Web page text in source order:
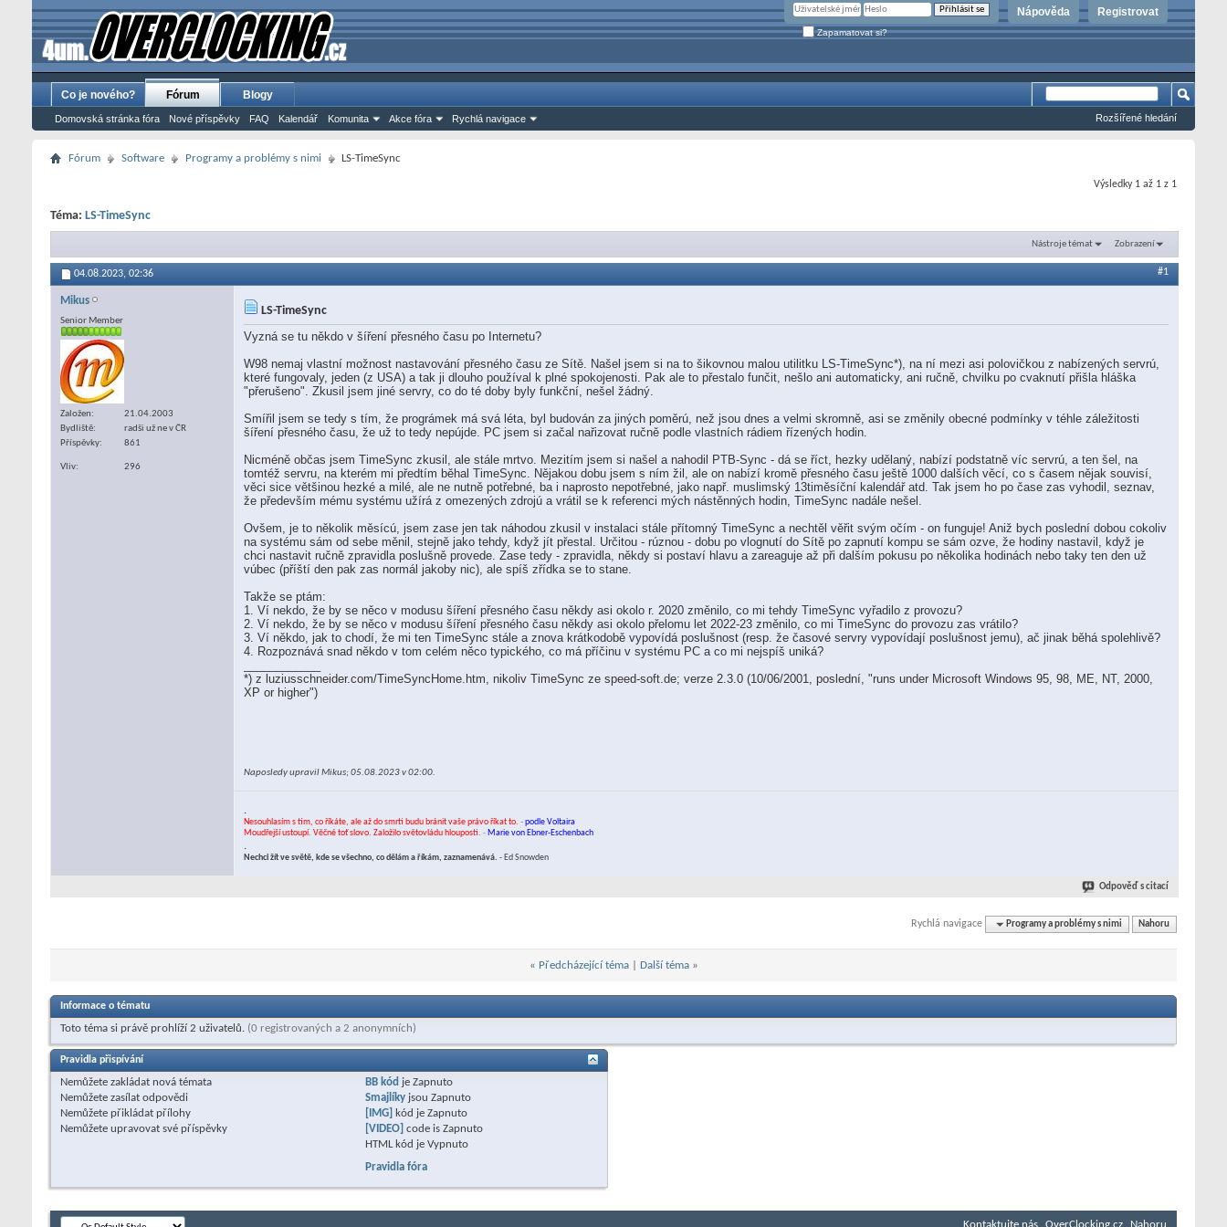
Registrovat
Nápověda
Zapamatovat si?
Co je nového? Fórum
Domovská stránka fóra Nové příspěvky FAQ Kalendář Komunita Akce fóra Rychlá navigace
Blogy
Rozšířené hledání
Fórum Software Programy a problémy s nimi LS-TimeSync
Výsledky 1 až 1 z 1
Téma: LS-TimeSync
Nástroje témat Zobrazení
04.08.2023, 02:36 #1
Mikus
Senior Member
Založen
21.04.2003
Bydliště
radši už ne v ČR
Příspěvky
861
Vliv 296
LS-TimeSync
Vyzná se tu někdo v šíření přesného času po Internetu?
W98 nemaj vlastní možnost nastavování přesného času ze Sítě. Našel jsem si na to šikovnou malou utilitku LS-TimeSync*), na ní mezi asi polovičkou z nabízených servrú,
které fungovaly, jeden (z USA) a tak ji dlouho používal k plné spokojenosti. Pak ale to přestalo funčit, nešlo ani automaticky, ani ručně, chvilku po cvaknutí přišla hláška
"přerušeno". Zkusil jsem jiné servry, co do té doby byly funkční, nešel žádný.
Smířil jsem se tedy s tím, že prográmek má svá léta, byl budován za jiných poměrú, než jsou dnes a velmi skromně, asi se změnily obecné podmínky v téhle záležitosti
šíření přesného času, že už to tedy nepújde. PC jsem si začal nařizovat ručně podle vlastních rádiem řízených hodin.
Nicméně občas jsem TimeSync zkusil, ale stále mrtvo. Mezitím jsem si našel a nahodil PTB-Sync - dá se říct, hezky udělaný, nabízí podstatně víc servrú, a ten šel, na
tomtéž servru, na kterém mi předtím běhal TimeSync. Nějakou dobu jsem s ním žil, ale on nabízí kromě přesného času ještě 1000 dalších věcí, co s časem nějak souvisí,
věci sice většinou hezké a milé, ale ne nutně potřebné, ba i naprosto nepotřebné, jako např. muslimský 13timěsíční kalendář atd. Tak jsem ho po čase zas vyhodil, seznav,
že především mému systému užírá z omezených zdrojú a vrátil se k referenci mých nástěnných hodin, TimeSync nadále nešel.
Ovšem, je to několik měsícú, jsem zase jen tak náhodou zkusil v instalaci stále přítomný TimeSync a nechtěl věřit svým očím - on funguje! Aniž bych poslední dobou cokoliv
na systému sám od sebe měnil, stejně jako tehdy, když jít přestal. Určitou - rúznou - dobu po vlognutí do Sítě po zapnutí kompu se sám ozve, že hodiny nastavil, když je
chci nastavit ručně zpravidla poslušně provede. Zase tedy - zpravidla, někdy si postaví hlavu a zareaguje až při dalším pokusu po několika hodinách nebo taky ten den už
vúbec (příští den pak zas normál jakoby nic), ale spíš zřídka se to stane.
Takže se ptám:
1. Ví nekdo, že by se něco v modusu šíření přesného času někdy asi okolo r. 2020 změnilo, co mi tehdy TimeSync vyřadilo z provozu?
2. Ví nekdo, že by se něco v modusu šíření přesného času někdy asi okolo přelomu let 2022-23 změnilo, co mi TimeSync do provozu zas vrátilo?
3. Ví někdo, jak to chodí, že mi ten TimeSync stále a znova krátkodobě vypovídá poslušnost (resp. že časové servry vypovídají poslušnost jemu), ač jinak běhá spolehlivě?
4. Rozpoznává snad někdo v tom celém něco typického, co má příčinu v systému PC a co mi nejspíš uniká?
*) z luziusschneider.com/TimeSyncHome.htm, nikoliv TimeSync ze speed-soft.de; verze 2.3.0 (10/06/2001, poslední, "runs under Microsoft Windows 95, 98, ME, NT, 2000,
XP or higher")
Naposledy upravil Mikus; 05.08.2023 v02:00.
.
Nesouhlasím s tím, co říkáte, ale až do smrti budu bránit vaše právo říkat to. -podle Voltaira
Moudřejší ustoupí. Věčné toť slovo. Založilo světovládu hlouposti. -Marie von Ebner-Eschenbach
.
Nechci žít ve světě, kde se všechno, co dělám a říkám, zaznamenává. - Ed Snowden
Odpověď s citací
Rychlá navigace Programy a problémy s nimi Nahoru
« Předcházející téma| Další téma »
Informace o tématu
Toto téma si právě prohlíží 2 uživatelů. (0 registrovaných a 2 anonymních)
Pravidla přispívání
Nemůžete zakládat nová témata
Nemůžete zasílat odpovědi
Nemůžete přikládat přílohy
Nemůžete upravovat své příspěvky
BB kód jeZapnuto
Smajlíky jsouZapnuto
[IMG]
kód jeZapnuto
[VIDEO] code isZapnuto
HTML kód jeVypnuto
Pravidla fóra